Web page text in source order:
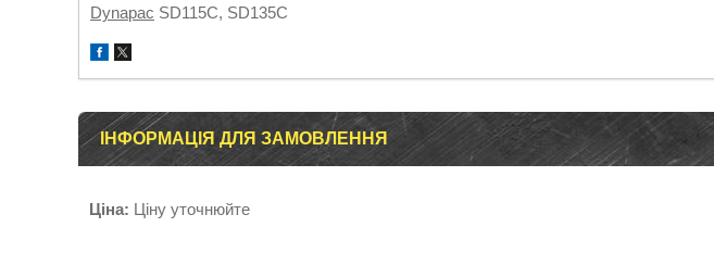
Dynapac SD115C, SD135C
ІНФОРМАЦІЯ ДЛЯ ЗАМОВЛЕННЯ
Ціна: Ціну уточнюйте